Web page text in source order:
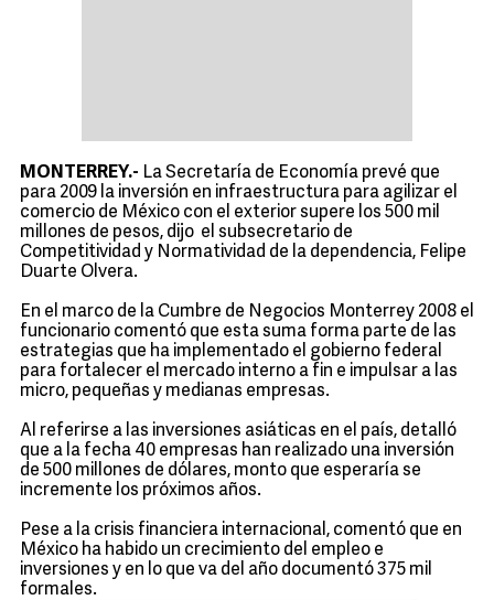
MONTERREY.- La Secretaría de Economía prevé que
para 2009 la inversión en infraestructura para agilizar el
comercio de México con el exterior supere los 500 mil
millones de pesos, dijo el subsecretario de
Competitividad y Normatividad de la dependencia, Felipe
Duarte Olvera.
En el marco de la Cumbre de Negocios Monterrey 2008 el
funcionario comentó que esta suma forma parte de las
estrategias que ha implementado el gobierno federal
para fortalecer el mercado interno a fin e impulsar a las
micro, pequeñas y medianas empresas.
Al referirse a las inversiones asiáticas en el país, detalló
que a la fecha 40 empresas han realizado una inversión
de 500 millones de dólares, monto que esperaría se
incremente los próximos años.
Pese a la crisis financiera internacional, comentó que en
México ha habido un crecimiento del empleo e
inversiones y en lo que va del año documentó 375 mil
formales.